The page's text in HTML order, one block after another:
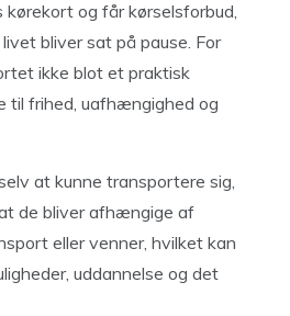
kørekort og får kørselsforbud,
bliver sat på pause. For
ikke blot et praktisk
til frihed, uafhængighed og
at kunne transportere sig,
de bliver afhængige af
eller venner, hvilket kan
uddannelse og det